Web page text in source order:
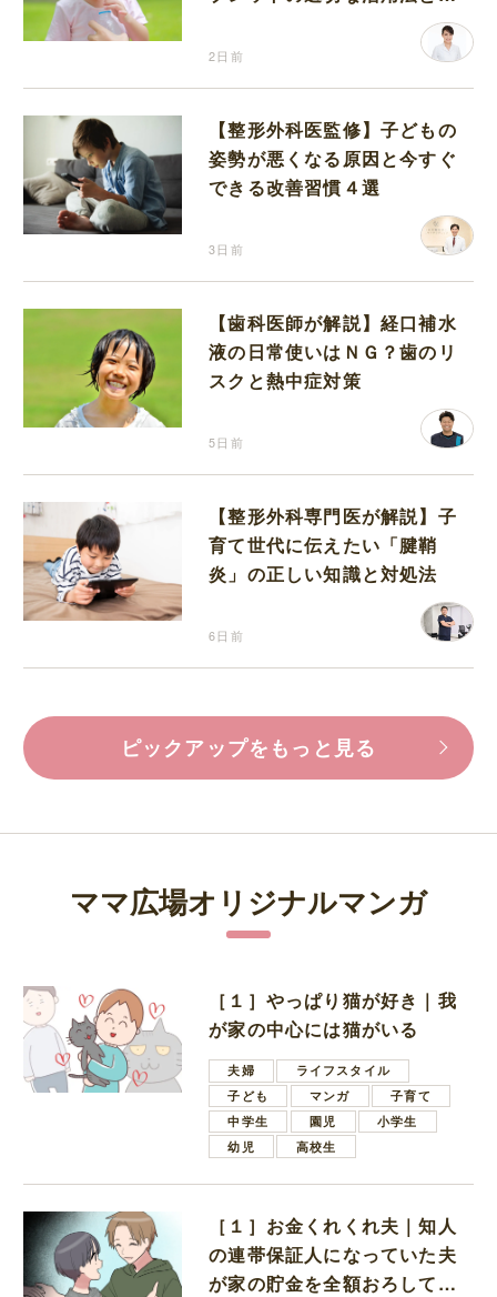
2日前
【整形外科医監修】子どもの
姿勢が悪くなる原因と今すぐ
できる改善習慣４選
3日前
【歯科医師が解説】経口補水
液の日常使いはＮＧ？歯のリ
スクと熱中症対策
5日前
【整形外科専門医が解説】子
育て世代に伝えたい「腱鞘
炎」の正しい知識と対処法
6日前
ピックアップをもっと見る
ママ広場オリジナルマンガ
［１］やっぱり猫が好き｜我
が家の中心には猫がいる
夫婦
ライフスタイル
子ども
マンガ
子育て
中学生
園児
小学生
幼児
高校生
［１］お金くれくれ夫｜知人
の連帯保証人になっていた夫
が家の貯金を全額おろしてほ